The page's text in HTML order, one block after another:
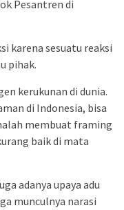
Pesantren di
karena sesuatu reaksi
pihak.
kerukunan di dunia.
di Indonesia, bisa
membuat framing
baik di mata
adanya upaya adu
munculnya narasi